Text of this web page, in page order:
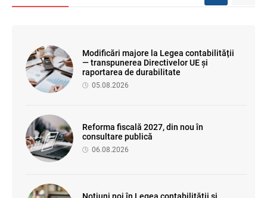
Modificări majore la Legea contabilității
— transpunerea Directivelor UE și
raportarea de durabilitate
05.08.2026
Reforma fiscală 2027, din nou în
consultare publică
06.08.2026